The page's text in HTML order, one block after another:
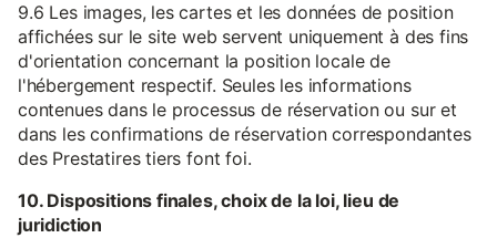
9.6 Les images, les cartes et les données de position
affichées sur le site web servent uniquement à des fins
d'orientation concernant la position locale de
l'hébergement respectif. Seules les informations
contenues dans le processus de réservation ou sur et
dans les confirmations de réservation correspondantes
des Prestatires tiers font foi.
10. Dispositions finales, choix de la loi, lieu de
juridiction